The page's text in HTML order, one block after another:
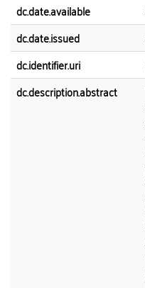
dc.date.available
dc.date.issued
dc.identifier.uri
dc.description.abstract